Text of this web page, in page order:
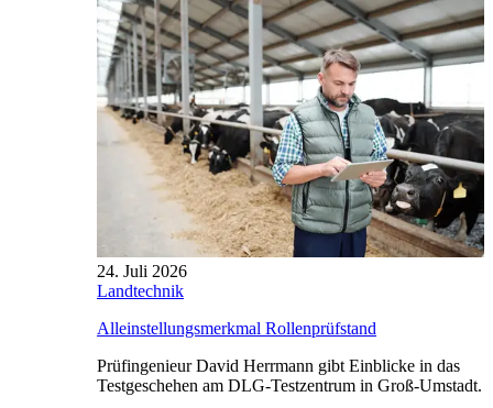
24. Juli 2026
Landtechnik
Alleinstellungsmerkmal Rollenprüfstand
Prüfingenieur David Herrmann gibt Einblicke in das
Testgeschehen am DLG-Testzentrum in Groß-Umstadt.